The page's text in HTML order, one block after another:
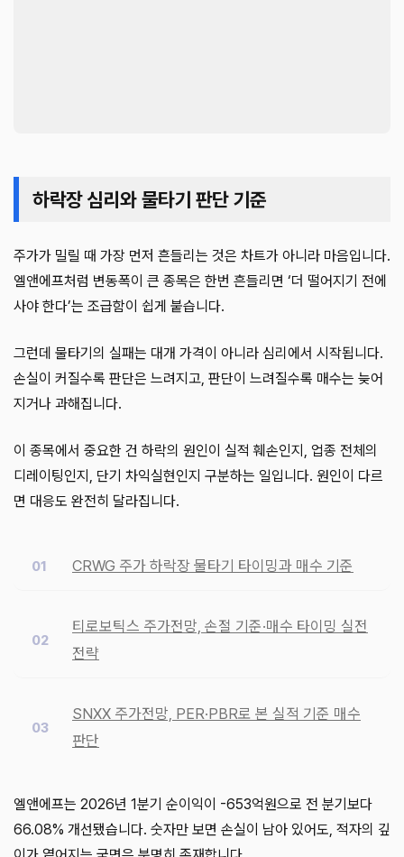
하락장 심리와 물타기 판단 기준
주가가 밀릴 때 가장 먼저 흔들리는 것은 차트가 아니라 마음입니다.
엘앤에프처럼 변동폭이 큰 종목은 한번 흔들리면 ‘더 떨어지기 전에
사야 한다’는 조급함이 쉽게 붙습니다.
그런데 물타기의 실패는 대개 가격이 아니라 심리에서 시작됩니다.
손실이 커질수록 판단은 느려지고, 판단이 느려질수록 매수는 늦어
지거나 과해집니다.
이 종목에서 중요한 건 하락의 원인이 실적 훼손인지, 업종 전체의
디레이팅인지, 단기 차익실현인지 구분하는 일입니다. 원인이 다르
면 대응도 완전히 달라집니다.
CRWG 주가 하락장 물타기 타이밍과 매수 기준
티로보틱스 주가전망, 손절 기준·매수 타이밍 실전
전략
SNXX 주가전망, PER·PBR로 본 실적 기준 매수
판단
엘앤에프는 2026년 1분기 순이익이 -653억원으로 전 분기보다
66.08% 개선됐습니다. 숫자만 보면 손실이 남아 있어도, 적자의 깊